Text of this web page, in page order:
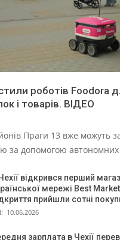
роботів Foodora
і товарів. ВІДЕО
Праги 13 вже можуть
за допомогою автономних
відкрився перший
мережі Best
прийшли сотні
10.06.2026
зарплата в Чехії